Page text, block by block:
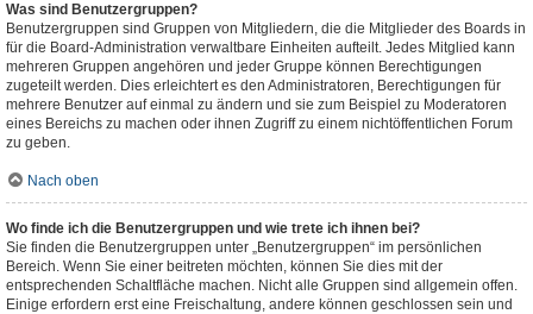
Was sind Benutzergruppen?
Benutzergruppen sind Gruppen von Mitgliedern, die die Mitglieder des Boards in
für die Board-Administration verwaltbare Einheiten aufteilt. Jedes Mitglied kann
mehreren Gruppen angehören und jeder Gruppe können Berechtigungen
zugeteilt werden. Dies erleichtert es den Administratoren, Berechtigungen für
mehrere Benutzer auf einmal zu ändern und sie zum Beispiel zu Moderatoren
eines Bereichs zu machen oder ihnen Zugriff zu einem nichtöffentlichen Forum
zu geben.
Nach oben
Wo finde ich die Benutzergruppen und wie trete ich ihnen bei?
Sie finden die Benutzergruppen unter „Benutzergruppen“ im persönlichen
Bereich. Wenn Sie einer beitreten möchten, können Sie dies mit der
entsprechenden Schaltfläche machen. Nicht alle Gruppen sind allgemein offen.
Einige erfordern erst eine Freischaltung, andere können geschlossen sein und